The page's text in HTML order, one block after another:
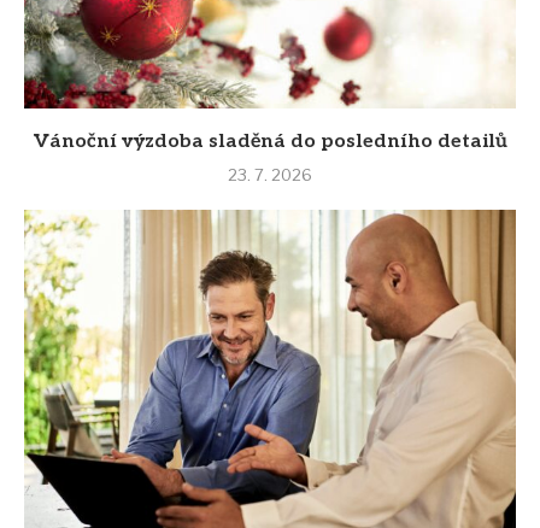
Vánoční výzdoba sladěná do posledního detailů
23. 7. 2026